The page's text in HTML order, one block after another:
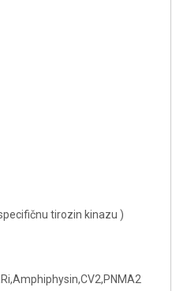
tirozin kinazu )